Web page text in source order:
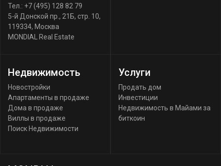
Тел.: +7 (495) 128 82 79
5-й Донской пр., 21Б, стр. 10,
119334, Москва
MONDIAL Real Estate
Недвижимость
Новостройки
Апартаменты в продаже
Дома в продаже
Виллы в продаже
Поиск Недвижимости
Услуги
Продать дом
Инвестиции
Недвижимость в Майами за
биткоин